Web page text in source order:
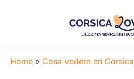
Lovers
risvegliare
Home » Cosa vedere en Corsica